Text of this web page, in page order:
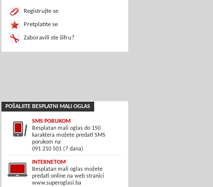
Registrujte se
Pretplatite se
Zaboravili ste šifru?
POŠALJITE BESPLATNI MALI OGLAS
SMS PORUKOM
Besplatan mali oglas do 150
karaktera možete predati SMS
porukom na
091 210 501 (7 dana)
INTERNETOM
Besplatan mali oglas možete
predati online na web stranici
www.superoglasi.ba